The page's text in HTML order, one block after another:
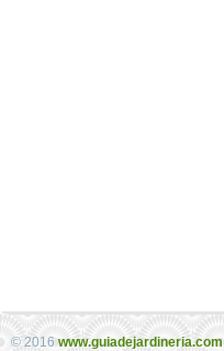
© 2016 www.guiadejardineria.com